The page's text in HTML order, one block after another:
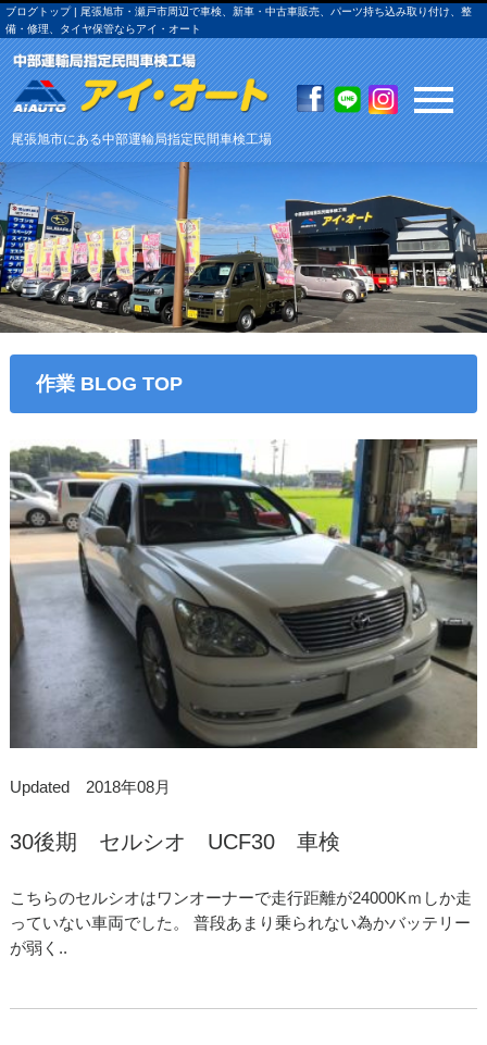
ブログトップ | 尾張旭市・瀬戸市周辺で車検、新車・中古車販売、パーツ持ち込み取り付け、整
備・修理、タイヤ保管ならアイ・オート
尾張旭市にある中部運輸局指定民間車検工場
作業 BLOG TOP
Updated 2018年08月
30後期 セルシオ UCF30 車検
こちらのセルシオはワンオーナーで走行距離が24000Kｍしか走
っていない車両でした。 普段あまり乗られない為かバッテリー
が弱く..